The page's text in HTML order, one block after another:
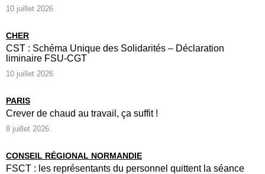
10 juillet 2026
CHER
CST : Schéma Unique des Solidarités – Déclaration
liminaire FSU-CGT
10 juillet 2026
PARIS
Crever de chaud au travail, ça suffit !
8 juillet 2026
CONSEIL RÉGIONAL NORMANDIE
FSCT : les représentants du personnel quittent la séance